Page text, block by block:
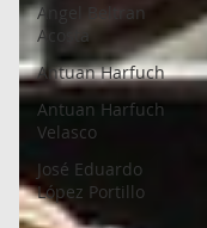
Angel Beltran
Acosta
Antuan Harfuch
Antuan Harfuch
Velasco
José Eduardo
López Portillo